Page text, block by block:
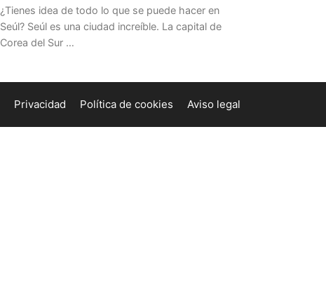
¿Tienes idea de todo lo que se puede hacer en
Seúl? Seúl es una ciudad increíble. La capital de
Corea del Sur …
Privacidad Política de cookies Aviso legal